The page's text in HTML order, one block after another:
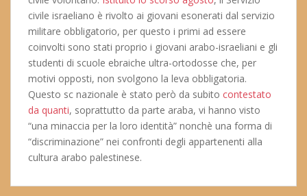
civile israeliano è rivolto ai giovani esonerati dal servizio
militare obbligatorio, per questo i primi ad essere
coinvolti sono stati proprio i giovani arabo-israeliani e gli
studenti di scuole ebraiche ultra-ortodosse che, per
motivi opposti, non svolgono la leva obbligatoria.
Questo sc nazionale è stato però da subito contestato
da quanti, soprattutto da parte araba, vi hanno visto
“una minaccia per la loro identità” nonchè una forma di
“discriminazione” nei confronti degli appartenenti alla
cultura arabo palestinese.